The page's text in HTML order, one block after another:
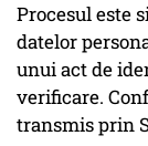
Procesul este
datelor
unui act de
verificare.
transmis prin